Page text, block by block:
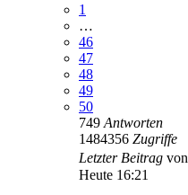
1
…
46
47
48
49
50
749 Antworten
1484356 Zugriffe
Letzter Beitrag von
Heute 16:21